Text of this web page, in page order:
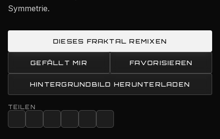
Symmetrie.
DIESES FRAKTAL REMIXEN
GEFÄLLT MIR FAVORISIEREN
HINTERGRUNDBILD HERUNTERLADEN
TEILEN